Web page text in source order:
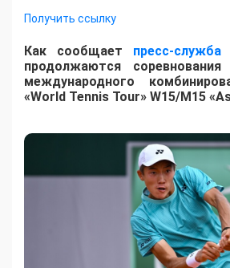
Получить ссылку
Как сообщает пресс-
продолжаются
международного
«World Tennis Tour» W15/M15